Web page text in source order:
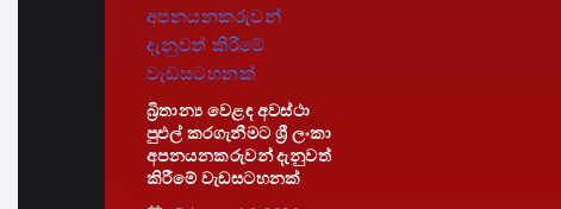
බ්‍රිතාන්‍ය වෙළඳ අවස්ථා
පුළුල් කරගැනීමට ශ්‍රී ලංකා
අපනයනකරුවන් දැනුවත්
කිරීමේ වැඩසටහනක්